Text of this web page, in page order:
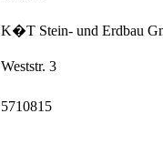
K�T Stein- und Erdbau
Weststr. 3
5710815